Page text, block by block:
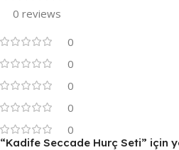
0 reviews
0
0
0
0
0
“Kadife Seccade Hurç Seti” için